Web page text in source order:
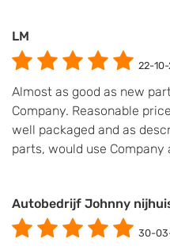
LM
22-
Almost as good as new
Company. Reasonable
well packaged and as
parts, would use Company
Autobedrijf Johnny
30-